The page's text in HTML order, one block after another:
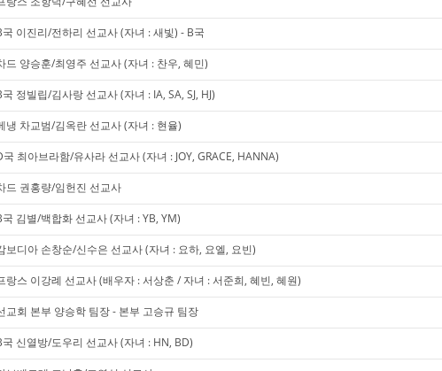
국 이진리/전하리 선교사 (자녀 : 새빛) - B국
드 양승훈/최영주 선교사 (자녀 : 찬우, 혜민)
국 정빌립/김사랑 선교사 (자녀 : IA, SA, SJ, HJ)
냉 차교범/김옥란 선교사 (자녀 : 현율)
국 최아브라함/유사라 선교사 (자녀 : JOY, GRACE, HANNA)
드 권홍량/임헌진 선교사
국 김별/백합화 선교사 (자녀 : YB, YM)
보디아 손창순/신수은 선교사 (자녀 : 요하, 요엘, 요빈)
랑스 이강례 선교사 (배우자 : 서상춘 / 자녀 : 서준희, 혜빈, 혜원)
교회 본부 양승학 팀장 - 본부 고승규 팀장
국 신열방/도우리 선교사 (자녀 : HN, BD)